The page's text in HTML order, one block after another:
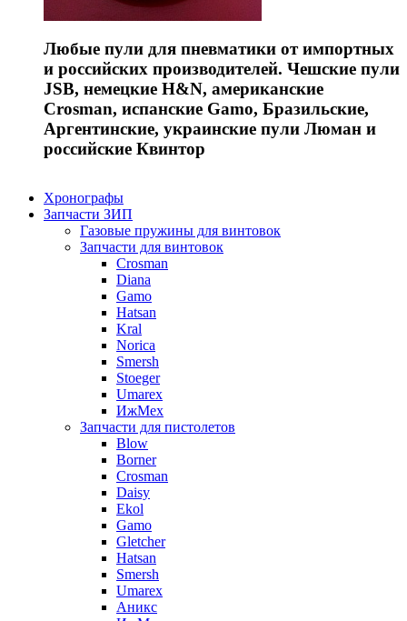
Любые пули для пневматики от импортных
и российских производителей. Чешские пули
JSB, немецкие H&N, американские
Crosman, испанские Gamo, Бразильские,
Аргентинские, украинские пули Люман и
российские Квинтор
Хронографы
Запчасти ЗИП
Газовые пружины для винтовок
Запчасти для винтовок
Crosman
Diana
Gamo
Hatsan
Kral
Norica
Smersh
Stoeger
Umarex
ИжМех
Запчасти для пистолетов
Blow
Borner
Crosman
Daisy
Ekol
Gamo
Gletcher
Hatsan
Smersh
Umarex
Аникс